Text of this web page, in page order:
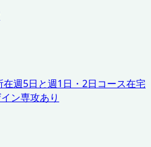
在週5日と週1日・2日コース在宅
ン専攻あり